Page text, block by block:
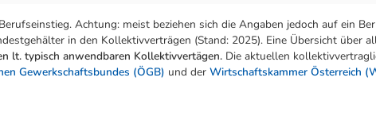
Achtung: meist beziehen sich die Angaben jedoch auf ein
in den Kollektivverträgen (Stand: 2025). Eine Übersicht über
lt. typisch anwendbaren Kollektivvertägen. Die aktuellen
Gewerkschaftsbundes (ÖGB) und der Wirtschaftskammer Österreich